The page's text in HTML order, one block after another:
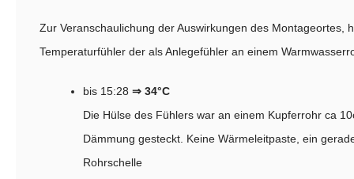
Zur Veranschaulichung der Auswirkungen des Montageortes,
Temperaturfühler der als Anlegefühler an einem
bis 15:28 ⇒ 34°C
Die Hülse des Fühlers war an einem Kupferrohr ca
Dämmung gesteckt. Keine Wärmeleitpaste, ein
Rohrschelle